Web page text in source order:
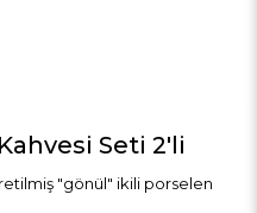
Seti 2'li
"gönül" ikili porselen